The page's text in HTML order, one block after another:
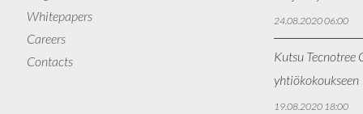
Whitepapers
Careers
Contacts
24.08.2020 06:00
Kutsu Tecnotree
yhtiökokoukseen
19.08.2020 18:00